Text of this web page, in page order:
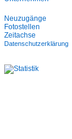
Neuzugänge
Fotostellen
Zeitachse
Datenschutzerklärung